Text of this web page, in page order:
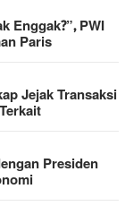
Enggak?”, PWI
Paris
Jejak Transaksi
Presiden